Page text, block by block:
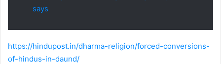
says
https://hindupost.in/dharma-religion/forced-conversions-
of-hindus-in-daund/